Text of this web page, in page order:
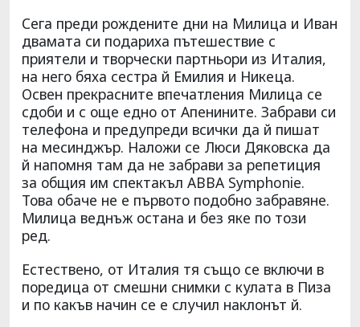
Сега преди рождените дни на Милица и Иван
двамата си подариха пътешествие с
приятели и творчески партньори из Италия,
на него бяха сестра й Емилия и Никеца.
Освен прекрасните впечатления Милица се
сдоби и с още едно от Апенините. Забрави си
телефона и предупреди всички да й пишат
на месинджър. Наложи се Люси Дяковска да
й напомня там да не забрави за репетиция
за общия им спектакъл ABBA Symphonie.
Това обаче не е първото подобно забравяне.
Милица веднъж остана и без яке по този
ред.
Естествено, от Италия тя също се включи в
поредица от смешни снимки с кулата в Пиза
и по какъв начин се е случил наклонът й.